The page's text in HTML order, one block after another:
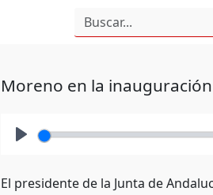
Moreno en la
El presidente de la Junta de